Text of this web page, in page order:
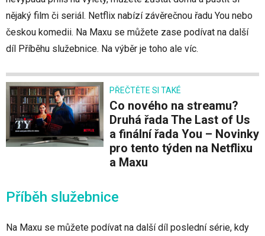
nějaký film či seriál. Netflix nabízí závěrečnou řadu You nebo
českou komedii. Na Maxu se můžete zase podívat na další
díl Příběhu služebnice. Na výběr je toho ale víc.
PŘEČTĚTE SI TAKÉ
Co nového na streamu?
Druhá řada The Last of Us
a finální řada You – Novinky
pro tento týden na Netflixu
a Maxu
Příběh služebnice
Na Maxu se můžete podívat na další díl poslední série, kdy